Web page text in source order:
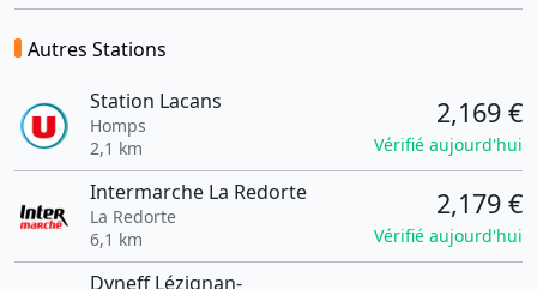
Autres Stations
Station Lacans
Homps
2,1 km
2,169 €
Vérifié aujourd'hui
Intermarche La Redorte
La Redorte
6,1 km
2,179 €
Vérifié aujourd'hui
Dyneff Lézignan-